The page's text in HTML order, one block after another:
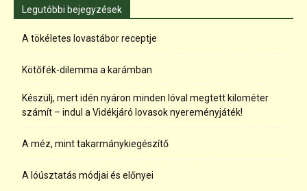
Legutóbbi bejegyzések
A tökéletes lovastábor receptje
Kötőfék-dilemma a karámban
Készülj, mert idén nyáron minden lóval megtett kilométer
számít – indul a Vidékjáró lovasok nyereményjáték!
A méz, mint takarmánykiegészítő
A lóúsztatás módjai és előnyei